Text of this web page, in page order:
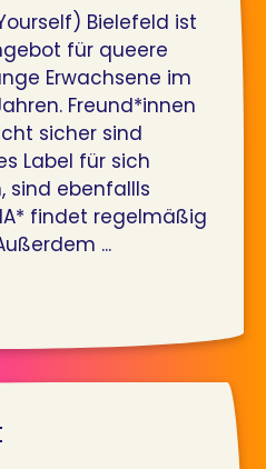
Bielefeld ist
für queere
Erwachsene im
Freund*innen
sicher sind
Label für sich
sind ebenfallls
findet regelmäßig
...